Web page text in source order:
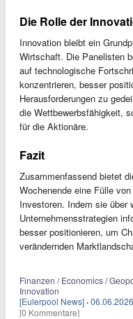
Die Rolle der
Innovation bleibt ein
Wirtschaft. Die Panelisten
auf technologische
konzentrieren, besser
Herausforderungen zu
die Wettbewerbsfähigkeit,
für die Aktionäre.
Fazit
Zusammenfassend bietet
Wochenende eine Fülle
Investoren. Indem sie über
Unternehmensstrategien
besser positionieren, um
verändernden
Finanzen / Economics /
Innovation
[Eulerpool News] ·06.06.2026
[0 Kommentare]